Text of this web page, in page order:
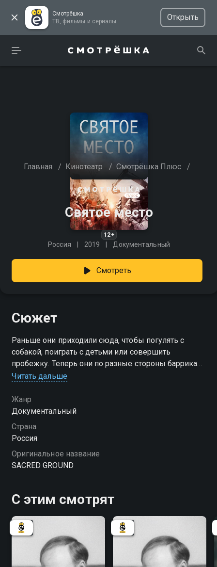
Смотрёшка
ТВ, фильмы и сериалы
Открыть
Главная / Кинотеатр / Смотрёшка Плюс /
Святое место
12+
Россия 2019 Документальный
Смотреть
Сюжет
Раньше они приходили сюда, чтобы погулять с
собакой, поиграть с детьми или совершить
пробежку. Теперь они по разные стороны баррикад
и ожесточенно борются за клочок земли в парке.
деревянного креста, другие защищать парк
Торфянка , чтобы он и далее остался общественным
пространством. Мало кто мог себе представить
подобное противостояние в стране, которая была
десятилетий.
Читать дальше
Жанр
Документальный
Страна
Россия
Оригинальное название
SACRED GROUND
С этим смотрят